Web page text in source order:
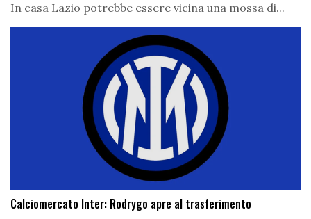
In casa Lazio potrebbe essere vicina una mossa di...
Calciomercato Inter: Rodrygo apre al trasferimento